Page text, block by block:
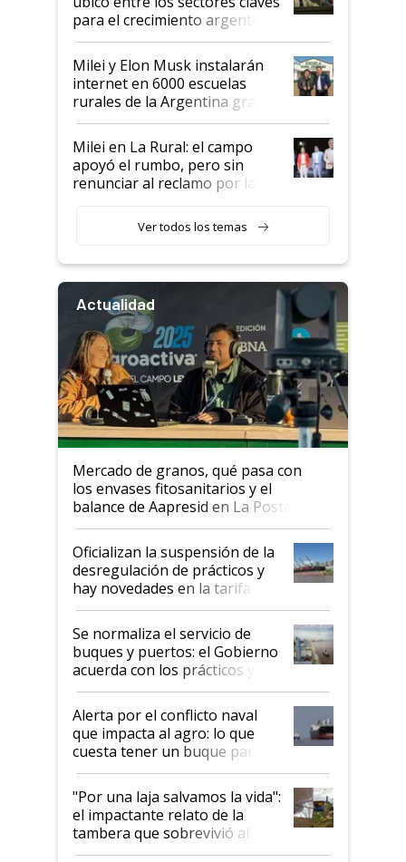
para el crecimiento argentino
Milei y Elon Musk instalarán
internet en 6000 escuelas
rurales de la Argentina gracias
a un acuerdo con Starlink
Milei en La Rural: el campo
apoyó el rumbo, pero sin
renunciar al reclamo por las
Ver todos los temas
Actualidad
Mercado de granos, qué pasa con
los envases fitosanitarios y el
balance de Aapresid en La Posta
Oficializan la suspensión de la
desregulación de prácticos y
hay novedades en la tarifa de
la hidrovía
Se normaliza el servicio de
buques y puertos: el Gobierno
acuerda con los prácticos y
suspende el decreto de
desregulación
Alerta por el conflicto naval
que impacta al agro: lo que
cuesta tener un buque parado
y el peligro de que Argentina
pase a ser "país sucio"
"Por una laja salvamos la vida":
el impactante relato de la
tambera que sobrevivió al
tornado